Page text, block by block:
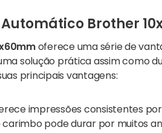
Brother
oferece uma série de
solução prática assim como
principais vantagens:
impressões consistentes
pode durar por muitos